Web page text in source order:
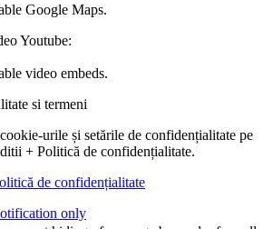
Google Maps.
Youtube:
video embeds.
si termeni
urile și setările de confidențialitate pe
+ Politică de confidențialitate.
de confidențialitate
only